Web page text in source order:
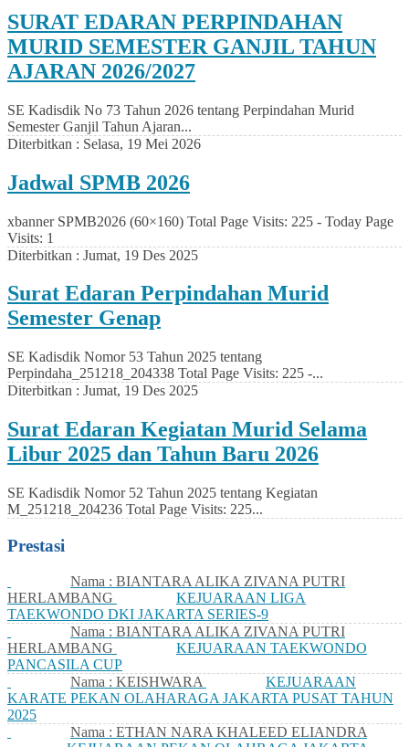
SURAT EDARAN PERPINDAHAN
MURID SEMESTER GANJIL TAHUN
AJARAN 2026/2027
SE Kadisdik No 73 Tahun 2026 tentang Perpindahan Murid
Semester Ganjil Tahun Ajaran...
Diterbitkan : Selasa, 19 Mei 2026
Jadwal SPMB 2026
xbanner SPMB2026 (60×160) Total Page Visits: 225 - Today Page
Visits: 1
Diterbitkan : Jumat, 19 Des 2025
Surat Edaran Perpindahan Murid
Semester Genap
SE Kadisdik Nomor 53 Tahun 2025 tentang
Perpindaha_251218_204338 Total Page Visits: 225 -...
Diterbitkan : Jumat, 19 Des 2025
Surat Edaran Kegiatan Murid Selama
Libur 2025 dan Tahun Baru 2026
SE Kadisdik Nomor 52 Tahun 2025 tentang Kegiatan
M_251218_204236 Total Page Visits: 225...
Prestasi
Nama : BIANTARA ALIKA ZIVANA PUTRI
HERLAMBANG
KEJUARAAN LIGA
TAEKWONDO DKI JAKARTA SERIES-9
Nama : BIANTARA ALIKA ZIVANA PUTRI
HERLAMBANG
KEJUARAAN TAEKWONDO
PANCASILA CUP
Nama : KEISHWARA
KEJUARAAN
KARATE PEKAN OLAHARAGA JAKARTA PUSAT TAHUN
2025
Nama : ETHAN NARA KHALEED ELIANDRA